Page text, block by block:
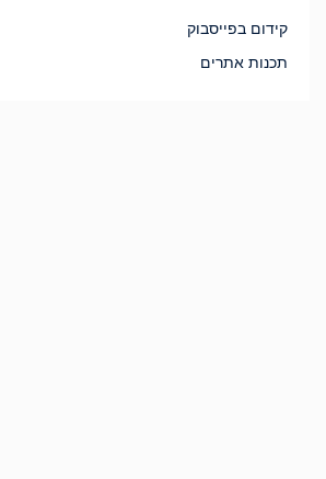
קידום בפייסבוק
תכנות אתרים